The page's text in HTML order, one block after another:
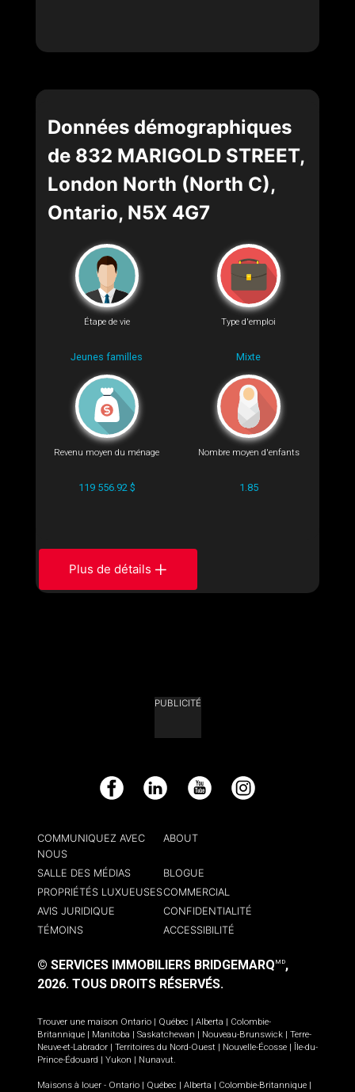
Données démographiques
de 832 MARIGOLD STREET,
London North (North C),
Ontario, N5X 4G7
Étape de vie
Jeunes familles
Type d'emploi
Mixte
Revenu moyen du ménage
119 556.92 $
Nombre moyen d'enfants
1.85
Plus de détails
PUBLICITÉ
Facebook LinkedIn YouTube Instagram
COMMUNIQUEZ AVEC
NOUS
ABOUT
SALLE DES MÉDIAS
BLOGUE
PROPRIÉTÉS LUXUEUSESCOMMERCIAL
AVIS JURIDIQUE
CONFIDENTIALITÉ
TÉMOINS
ACCESSIBILITÉ
© SERVICES IMMOBILIERS BRIDGEMARQ MD,
2026. TOUS DROITS RÉSERVÉS.
Trouver une maison Ontario Québec Alberta
Colombie-
Britannique
Manitoba Saskatchewan Nouveau-Brunswick
Terre-
Neuve-et-Labrador
Territoires du Nord-Ouest Nouvelle-Écosse
Île-du-
Prince-Édouard
Yukon Nunavut.
Maisons à louer - Ontario Québec Alberta Colombie-Britannique